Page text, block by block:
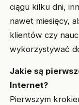
ciągu kilku dni,
nawet miesięcy,
klientów czy
wykorzystywać
Jakie są
Internet?
Pierwszym